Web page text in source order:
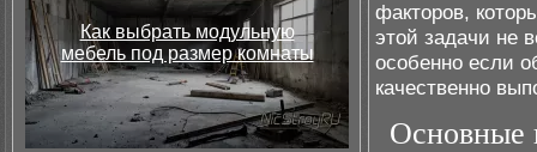
Как выбрать модульную
мебель под размер комнаты
факторов,
этой задачи не
особенно если
качественно
Основные